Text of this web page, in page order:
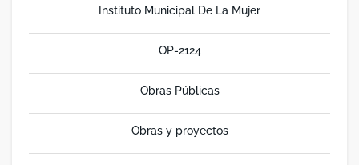
Instituto Municipal De La Mujer
OP-2124
Obras Públicas
Obras y proyectos